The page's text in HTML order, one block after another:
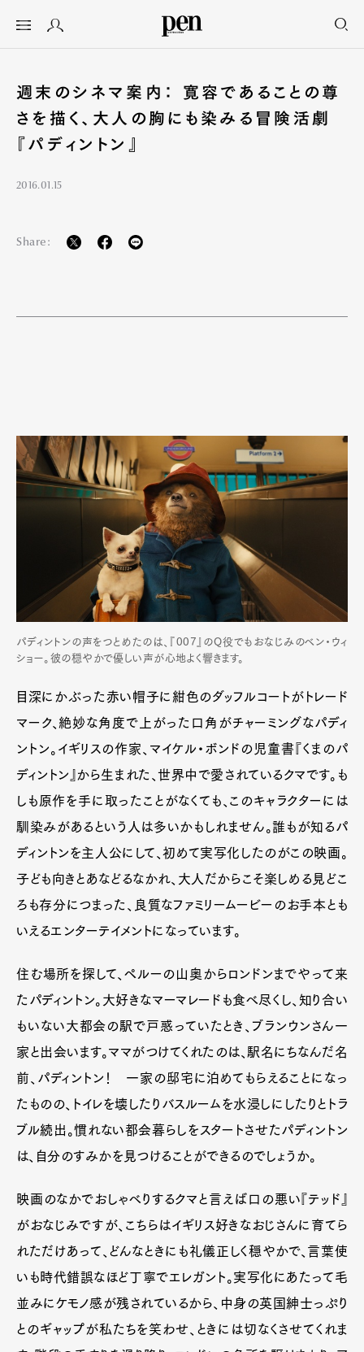
週末のシネマ案内： 寛容であることの尊
さを描く、大人の胸にも染みる冒険活劇
『パディントン』
2016.01.15
Share:
パディントンの声をつとめたのは、『007』のQ役でもおなじみのベン・ウィ
ショー。彼の穏やかで優しい声が心地よく響きます。
目深にかぶった赤い帽子に紺色のダッフルコートがトレード
マーク、絶妙な角度で上がった口角がチャーミングなパディ
ントン。イギリスの作家、マイケル・ボンドの児童書『くまのパ
ディントン』から生まれた、世界中で愛されているクマです。も
しも原作を手に取ったことがなくても、このキャラクターには
馴染みがあるという人は多いかもしれません。誰もが知るパ
ディントンを主人公にして、初めて実写化したのがこの映画。
子ども向きとあなどるなかれ、大人だからこそ楽しめる見どこ
ろも存分につまった、良質なファミリームービーのお手本とも
いえるエンターテイメントになっています。
住む場所を探して、ペルーの山奥からロンドンまでやって来
たパディントン。大好きなマーマレードも食べ尽くし、知り合い
もいない大都会の駅で戸惑っていたとき、ブランウンさん一
家と出会います。ママがつけてくれたのは、駅名にちなんだ名
前、パディントン！ 一家の邸宅に泊めてもらえることになっ
たものの、トイレを壊したりバスルームを水浸しにしたりとトラ
ブル続出。慣れない都会暮らしをスタートさせたパディントン
は、自分のすみかを見つけることができるのでしょうか。
映画のなかでおしゃべりするクマと言えば口の悪い『テッド』
がおなじみですが、こちらはイギリス好きなおじさんに育てら
れただけあって、どんなときにも礼儀正しく穏やかで、言葉使
いも時代錯誤なほど丁寧でエレガント。実写化にあたって毛
並みにケモノ感が残されているから、中身の英国紳士っぷり
とのギャップが私たちを笑わせ、ときには切なくさせてくれま